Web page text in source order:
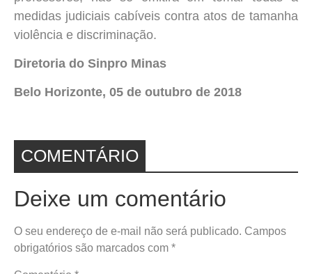
medidas judiciais cabíveis contra atos de tamanha
violência e discriminação.
Diretoria do Sinpro Minas
Belo Horizonte, 05 de outubro de 2018
COMENTÁRIO
Deixe um comentário
O seu endereço de e-mail não será publicado. Campos
obrigatórios são marcados com *